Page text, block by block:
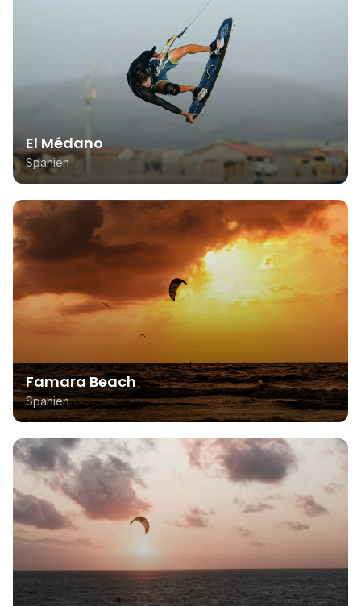
El Médano
Spanien
Famara Beach
Spanien